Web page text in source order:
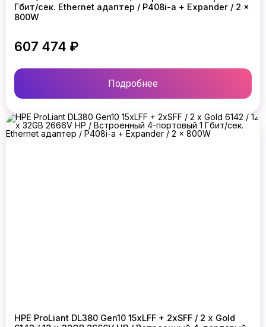
Гбит/сек. Ethernet адаптер / P408i-a + Expander / 2 x
800W
607 474 ₽
Подробнее
HPE ProLiant DL380 Gen10 15xLFF + 2xSFF / 2 x Gold